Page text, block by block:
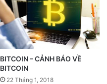
BITCOIN – CẢNH BÁO VỀ
BITCOIN
22 Tháng 1, 2018